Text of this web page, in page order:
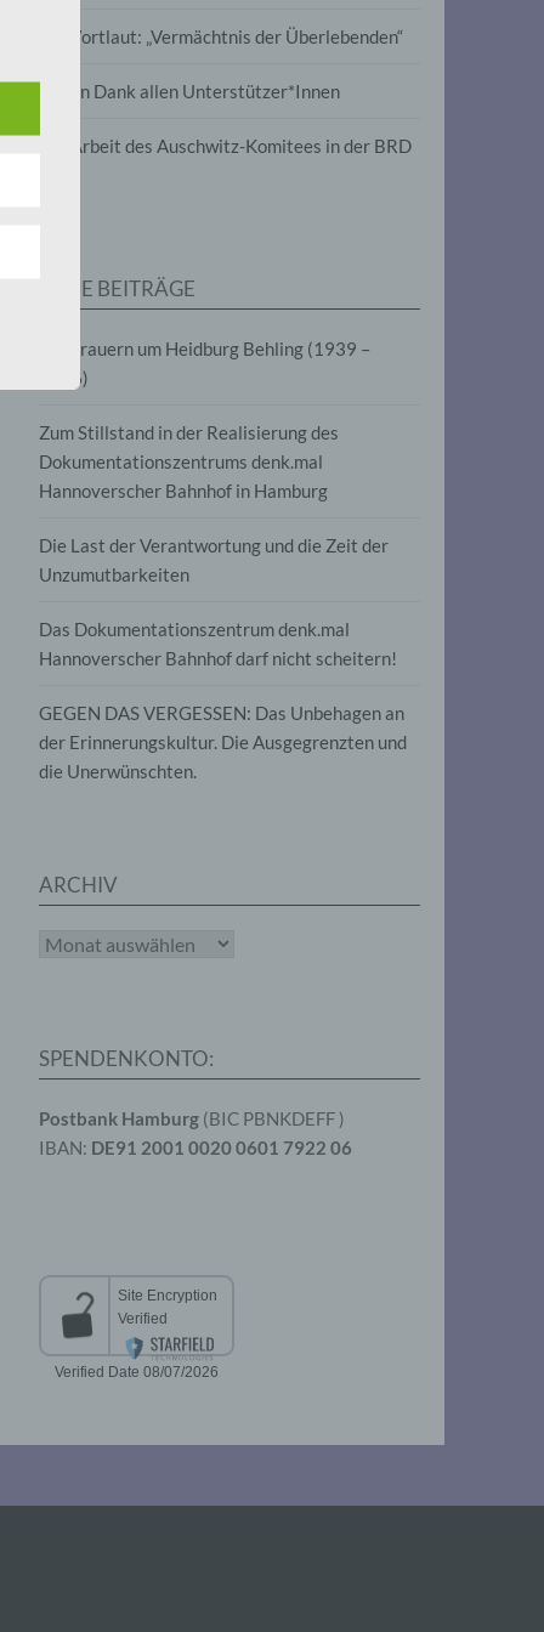
Im Wortlaut: „Vermächtnis der Überlebenden“
Vielen Dank allen Unterstützer*Innen
Zur Arbeit des Auschwitz-Komitees in der BRD
NEUE BEITRÄGE
Wir trauern um Heidburg Behling (1939 –
2026)
Zum Stillstand in der Realisierung des
Dokumentationszentrums denk.mal
Hannoverscher Bahnhof in Hamburg
Die Last der Verantwortung und die Zeit der
Unzumutbarkeiten
Das Dokumentationszentrum denk.mal
Hannoverscher Bahnhof darf nicht scheitern!
GEGEN DAS VERGESSEN: Das Unbehagen an
der Erinnerungskultur. Die Ausgegrenzten und
die Unerwünschten.
ARCHIV
Archiv
SPENDENKONTO:
Postbank Hamburg (BIC PBNKDEFF )
IBAN: DE91 2001 0020 0601 7922 06